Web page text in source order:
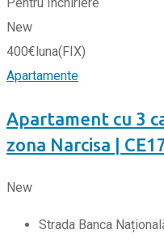
New
400€luna(FIX)
Apartamente
Apartament cu 3
zona Narcisa |
New
Strada Banca